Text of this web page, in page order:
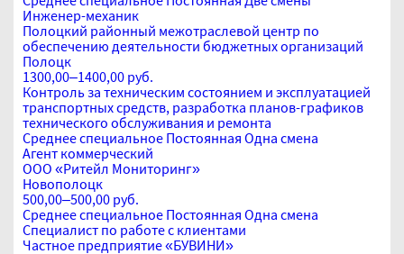
Инженер-механик
Полоцкий районный межотраслевой центр по
обеспечению деятельности бюджетных организаций
Полоцк
1300,00–1400,00 руб.
Контроль за техническим состоянием и эксплуатацией
транспортных средств, разработка планов-графиков
технического обслуживания и ремонта
Среднее специальное Постоянная Одна смена
Агент коммерческий
ООО «Ритейл Мониторинг»
Новополоцк
500,00–500,00 руб.
Среднее специальное Постоянная Одна смена
Специалист по работе с клиентами
Частное предприятие «БУВИНИ»